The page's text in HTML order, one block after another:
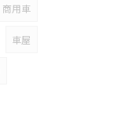
商用車
車屋